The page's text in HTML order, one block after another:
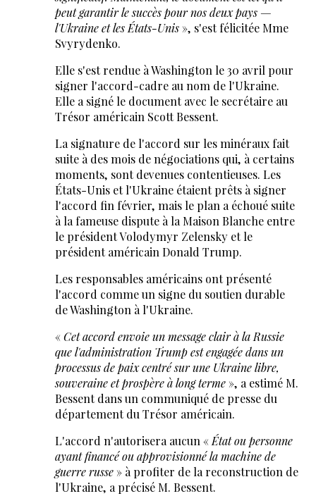
peut garantir le succès pour nos deux pays —
l'Ukraine et les États-Unis», s'est félicitée Mme
Svyrydenko.
Elle s'est rendue à Washington le 30 avril pour
signer l'accord-cadre au nom de l'Ukraine.
Elle a signé le document avec le secrétaire au
Trésor américain Scott Bessent.
La signature de l'accord sur les minéraux fait
suite à des mois de négociations qui, à certains
moments, sont devenues contentieuses. Les
États-Unis et l'Ukraine étaient prêts à signer
l'accord fin février, mais le plan a échoué suite
à la fameuse dispute à la Maison Blanche entre
le président Volodymyr Zelensky et le
président américain Donald Trump.
Les responsables américains ont présenté
l'accord comme un signe du soutien durable
de Washington à l'Ukraine.
«Cet accord envoie un message clair à la Russie
que l'administration Trump est engagée dans un
processus de paix centré sur une Ukraine libre,
souveraine et prospère à long terme», a estimé M.
Bessent dans un communiqué de presse du
département du Trésor américain.
L'accord n'autorisera aucun « État ou personne
ayant financé ou approvisionné la machine de
guerre russe» à profiter de la reconstruction de
l'Ukraine, a précisé M. Bessent.